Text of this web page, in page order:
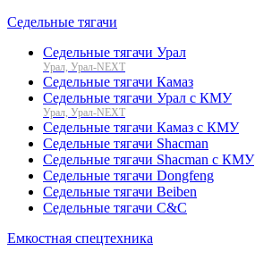
Седельные тягачи
Седельные тягачи Урал
Урал, Урал-NEXT
Седельные тягачи Камаз
Седельные тягачи Урал с КМУ
Урал, Урал-NEXT
Седельные тягачи Камаз с КМУ
Седельные тягачи Shacman
Седельные тягачи Shacman с КМУ
Седельные тягачи Dongfeng
Седельные тягачи Beiben
Седельные тягачи C&C
Емкостная спецтехника